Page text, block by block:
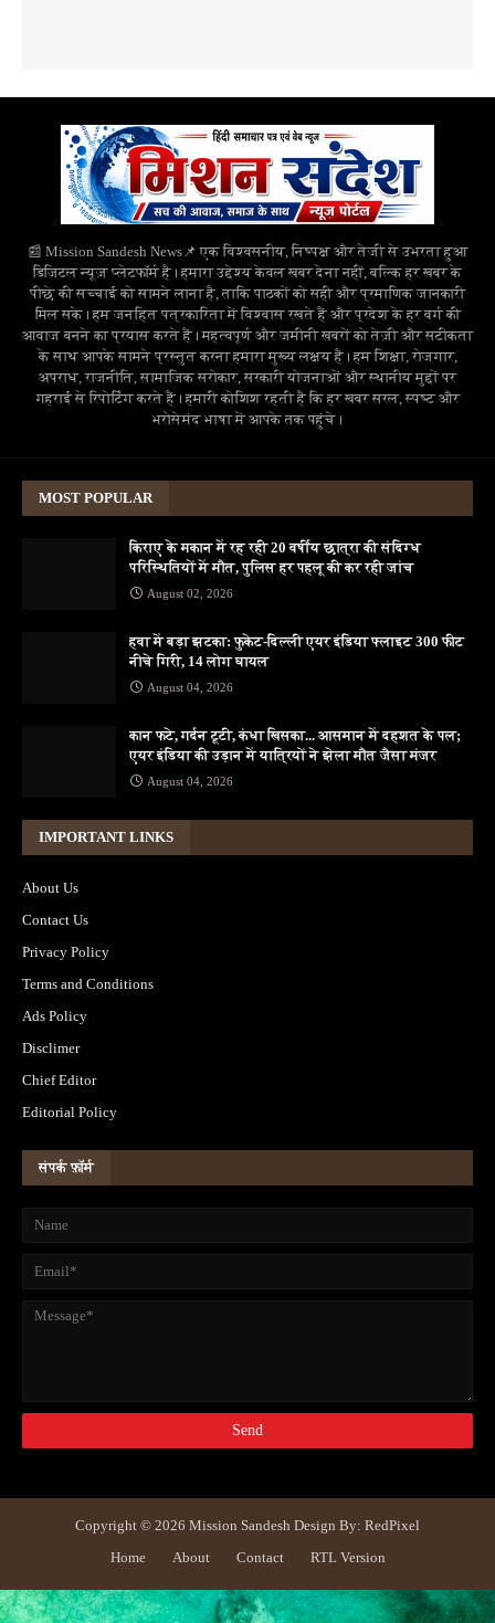
📰 Mission Sandesh News📌 एक विश्वसनीय, निष्पक्ष और तेजी से उभरता हुआ
डिजिटल न्यूज़ प्लेटफॉर्म है। हमारा उद्देश्य केवल खबर देना नहीं, बल्कि हर खबर के
पीछे की सच्चाई को सामने लाना है, ताकि पाठकों को सही और प्रमाणिक जानकारी
मिल सके। हम जनहित पत्रकारिता में विश्वास रखते हैं और प्रदेश के हर वर्ग की
आवाज बनने का प्रयास करते हैं। महत्वपूर्ण और जमीनी खबरों को तेज़ी और सटीकता
के साथ आपके सामने प्रस्तुत करना हमारा मुख्य लक्ष्य है। हम शिक्षा, रोजगार,
अपराध, राजनीति, सामाजिक सरोकार, सरकारी योजनाओं और स्थानीय मुद्दों पर
गहराई से रिपोर्टिंग करते हैं। हमारी कोशिश रहती है कि हर खबर सरल, स्पष्ट और
भरोसेमंद भाषा में आपके तक पहुंचे।
MOST POPULAR
किराए के मकान में रह रही 20 वर्षीय छात्रा की संदिग्ध
परिस्थितियों में मौत, पुलिस हर पहलू की कर रही जांच
August 02, 2026
हवा में बड़ा झटका: फुकेट-दिल्ली एयर इंडिया फ्लाइट 300 फीट
नीचे गिरी, 14 लोग घायल
August 04, 2026
कान फटे, गर्दन टूटी, कंधा खिसका... आसमान में दहशत के पल;
एयर इंडिया की उड़ान में यात्रियों ने झेला मौत जैसा मंजर
August 04, 2026
IMPORTANT LINKS
About Us
Contact Us
Privacy Policy
Terms and Conditions
Ads Policy
Disclimer
Chief Editor
Editorial Policy
संपर्क फ़ॉर्म
Copyright © 2026 Mission Sandesh Design By: RedPixel
Home
About Contact RTL Version